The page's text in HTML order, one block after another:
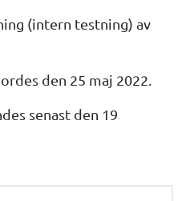
(intern testning) av
den 25 maj 2022.
senast den 19